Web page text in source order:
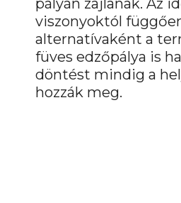
pályán zajlanak. Az
viszonyoktól
alternatívaként a
füves edzőpálya is
döntést mindig a
hozzák meg.